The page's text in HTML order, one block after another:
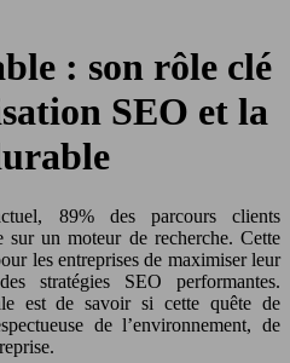
: son rôle clé
SEO et la
89% des parcours clients
sur un moteur de recherche. Cette
les entreprises de maximiser leur
stratégies SEO performantes.
est de savoir si cette quête de
de l’environnement, de